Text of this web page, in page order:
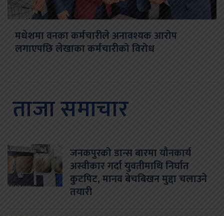
मधेशमा वनका कर्मचारीले अनावश्यक आरोप
लगाएपछि लेखाका कर्मचारीको विरोध
ताजा समाचार
जनकपुरको डान्स बारमा यौनकार्य
अस्वीकार गर्दा युवतीमाथि निर्घात
कुटपिट, मानव बेचबिखन मुद्दा चलाउने
तयारी